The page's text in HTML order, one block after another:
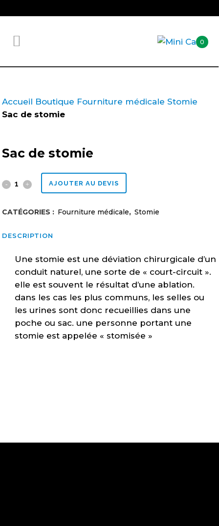
0
Accueil Boutique Fourniture médicale Stomie
Sac de stomie
Sac de stomie
Sac
quantity
AJOUTER AU DEVIS
CATÉGORIES : Fourniture médicale, Stomie
DESCRIPTION
Une stomie est une déviation chirurgicale d’un
conduit naturel, une sorte de « court-circuit ».
elle est souvent le résultat d’une ablation.
dans les cas les plus communs, les selles ou
les urines sont donc recueillies dans une
poche ou sac. une personne portant une
stomie est appelée « stomisée »